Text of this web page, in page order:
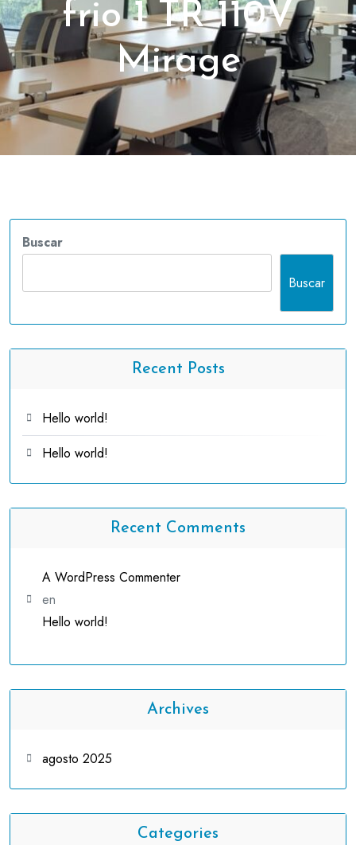
frio 1 TR 110V
Mirage
Buscar
Buscar
Recent Posts
Hello world!
Hello world!
Recent Comments
A WordPress Commenter
en
Hello world!
Archives
agosto 2025
Categories